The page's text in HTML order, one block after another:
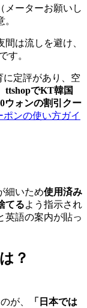
メーターお願いし
は流しを避け、
す。
定評があり、空
ttshopでKT韓国
ウォンの割引クー
ンの使い方ガイ
細いため使用済み
てるよう指示され
英語の案内が貼っ
？
が、
「日本では